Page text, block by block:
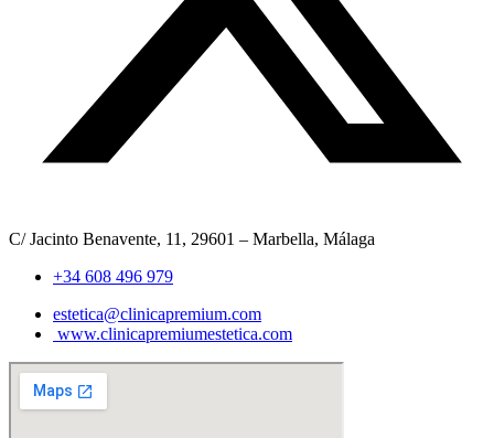
C/ Jacinto Benavente, 11, 29601 – Marbella, Málaga​
+34 608 496 979
estetica@clinicapremium.com
www.clinicapremiumestetica.com